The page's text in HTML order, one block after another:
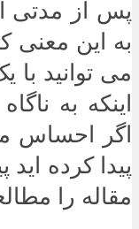
پس از مدتی
به این معنی
می توانید با
اینکه به
اگر احساس
پیدا کرده
مقاله را